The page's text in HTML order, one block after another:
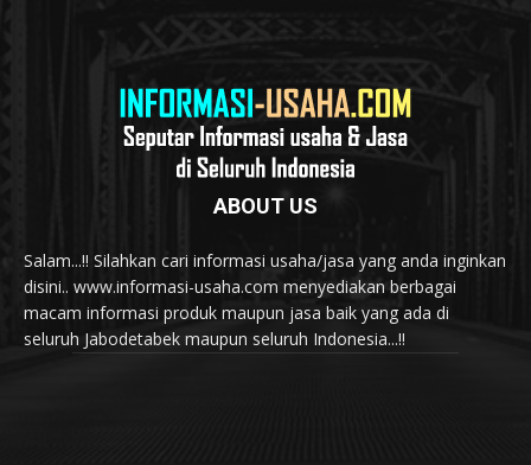
ABOUT US
Salam...!! Silahkan cari informasi usaha/jasa yang anda inginkan
disini.. www.informasi-usaha.com menyediakan berbagai
macam informasi produk maupun jasa baik yang ada di
seluruh Jabodetabek maupun seluruh Indonesia...!!